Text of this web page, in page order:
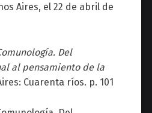
Aires, el 22 de abril de
Del
al pensamiento de la
Cuarenta ríos. p. 101